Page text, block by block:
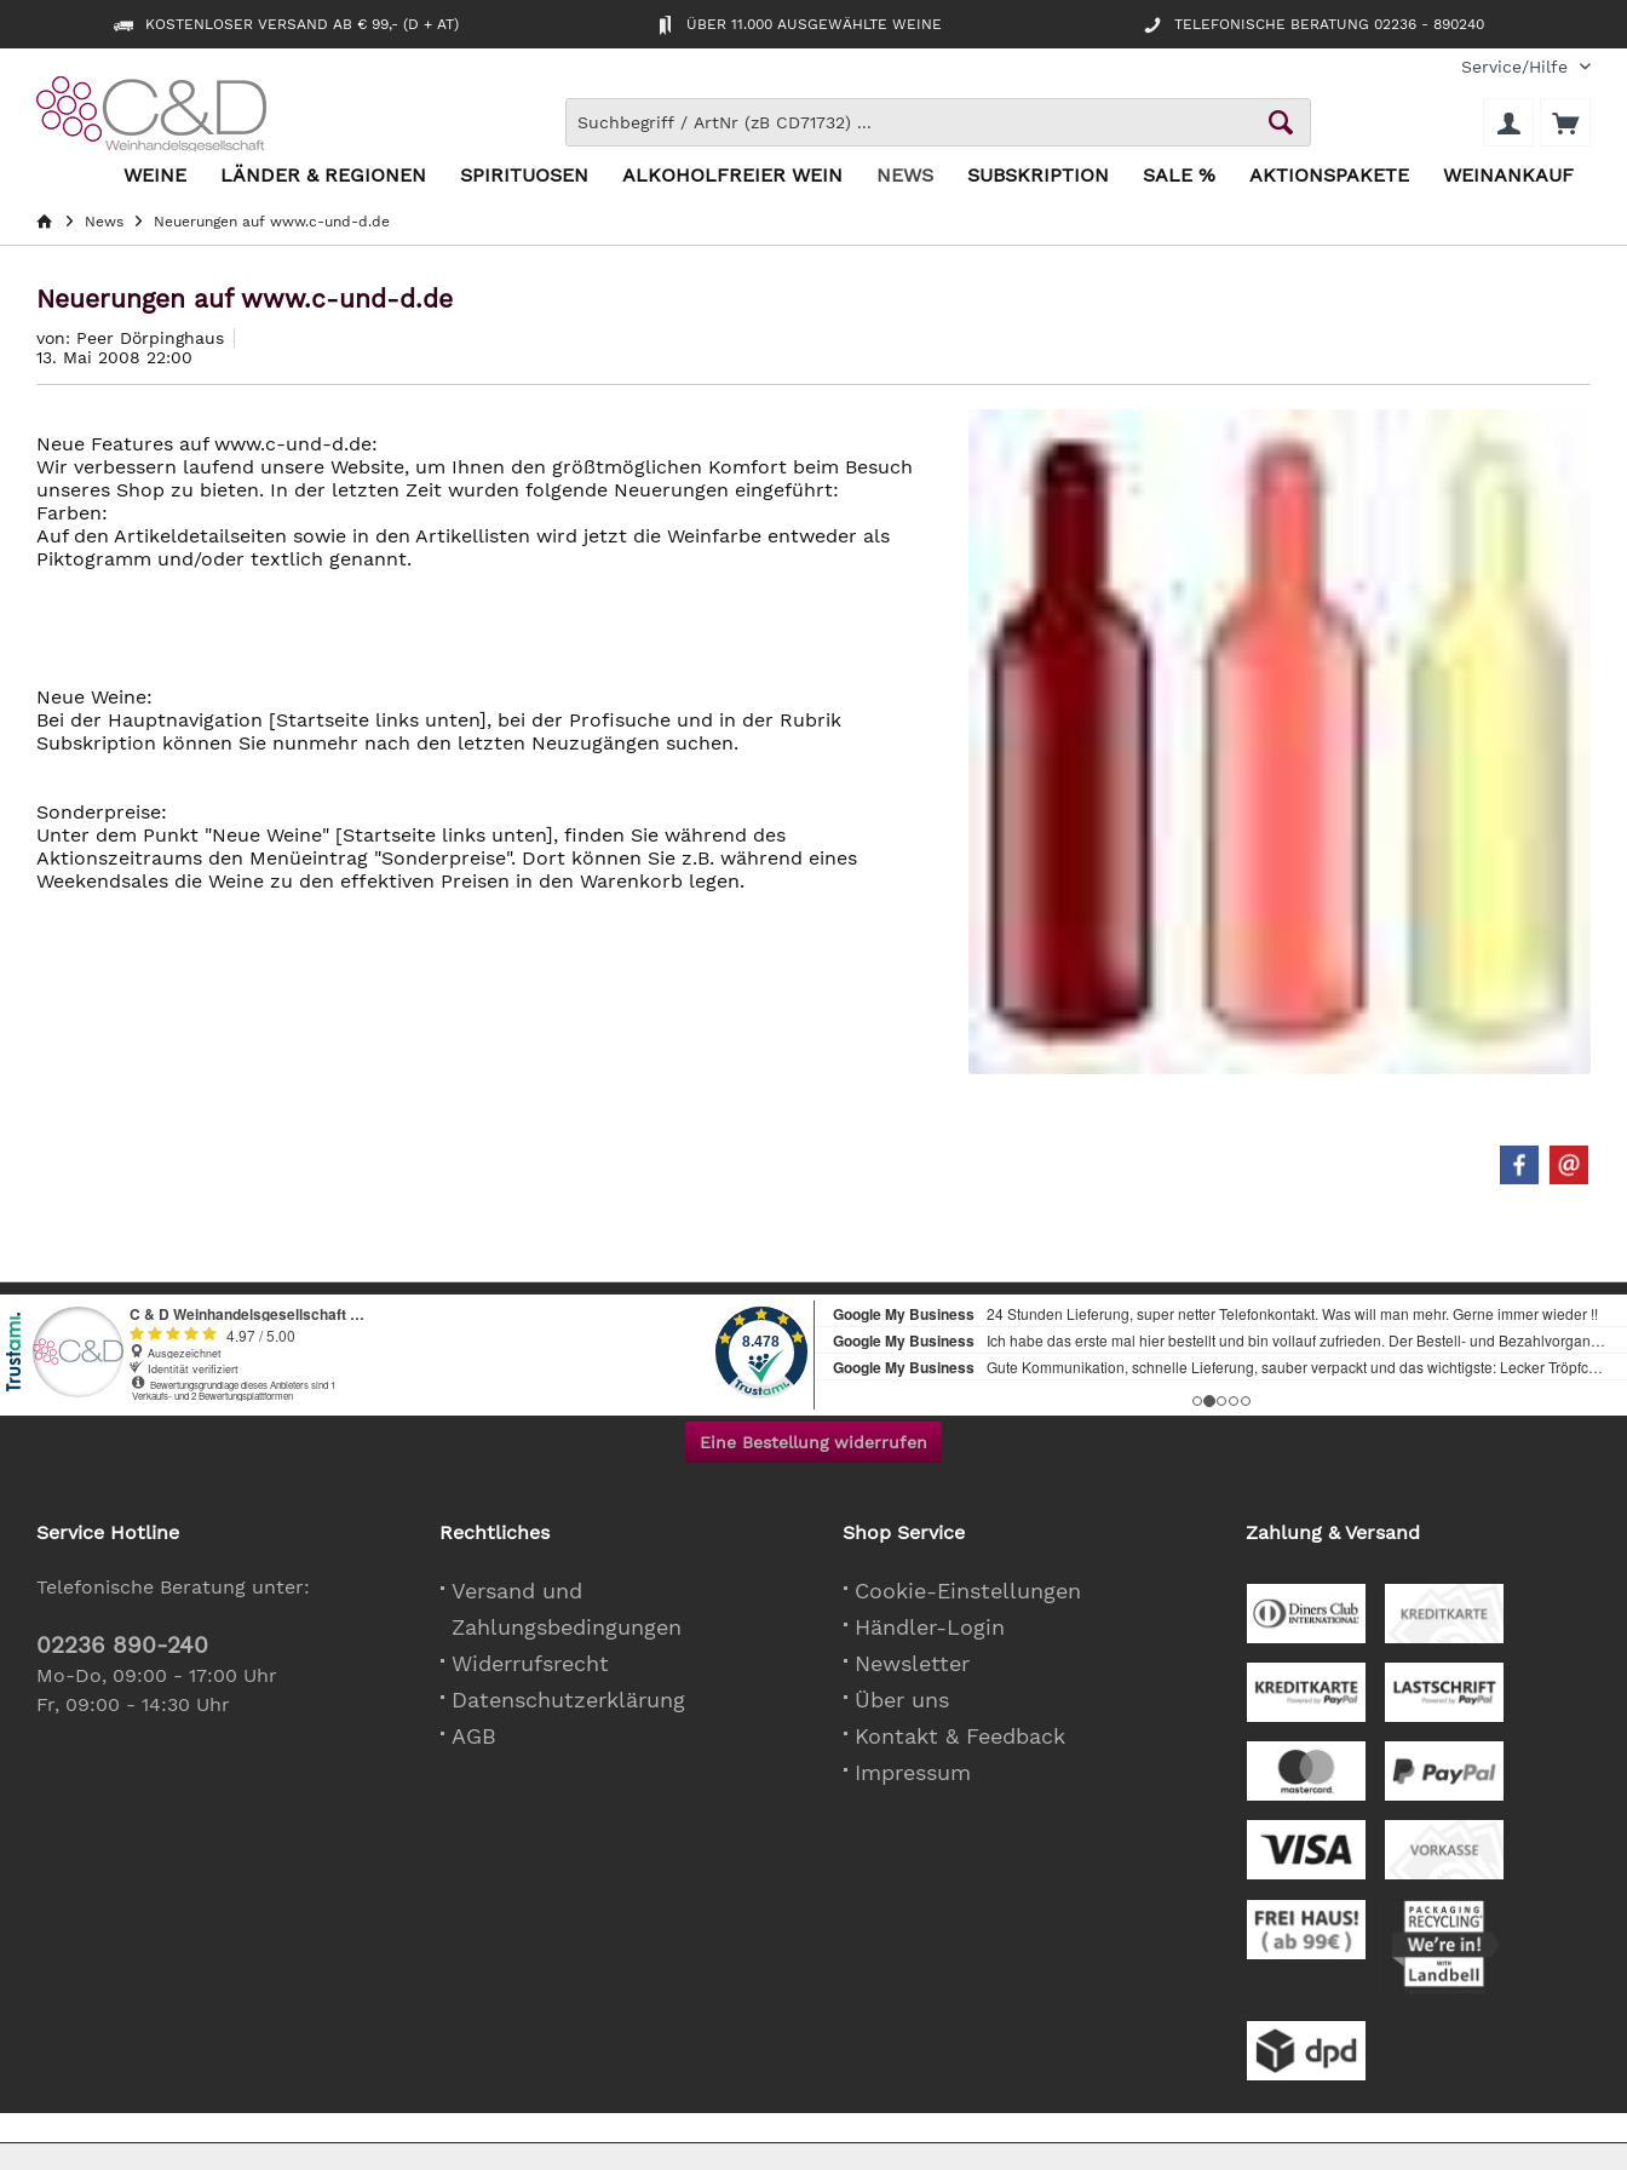
KOSTENLOSER VERSAND AB € 99,- (D + AT) ÜBER 11.000 AUSGEWÄHLTE WEINE TELEFONISCHE BERATUNG 02236 - 890240
Service/Hilfe
WEINE LÄNDER & REGIONEN SPIRITUOSEN ALKOHOLFREIER WEIN NEWS SUBSKRIPTION SALE % AKTIONSPAKETE WEINANKAUF
News Neuerungen auf www.c-und-d.de
Neuerungen auf www.c-und-d.de
von: Peer Dörpinghaus
13. Mai 2008 22:00
Neue Features auf www.c-und-d.de:
Wir verbessern laufend unsere Website, um Ihnen den größtmöglichen Komfort beim Besuch
unseres Shop zu bieten. In der letzten Zeit wurden folgende Neuerungen eingeführt:
Farben:
Auf den Artikeldetailseiten sowie in den Artikellisten wird jetzt die Weinfarbe entweder als
Piktogramm und/oder textlich genannt.
Neue Weine:
Bei der Hauptnavigation [Startseite links unten], bei der Profisuche und in der Rubrik
Subskription können Sie nunmehr nach den letzten Neuzugängen suchen.
Sonderpreise:
Unter dem Punkt "Neue Weine" [Startseite links unten], finden Sie während des
Aktionszeitraums den Menüeintrag "Sonderpreise". Dort können Sie z.B. während eines
Weekendsales die Weine zu den effektiven Preisen in den Warenkorb legen.
Eine Bestellung widerrufen
Service Hotline
Telefonische Beratung unter:
02236 890-240
Mo-Do, 09:00 - 17:00 Uhr
Fr, 09:00 - 14:30 Uhr
Rechtliches
Versand und
Zahlungsbedingungen
Widerrufsrecht
Datenschutzerklärung
AGB
Shop Service
Cookie-Einstellungen
Händler-Login
Newsletter
Über uns
Kontakt & Feedback
Impressum
Zahlung & Versand